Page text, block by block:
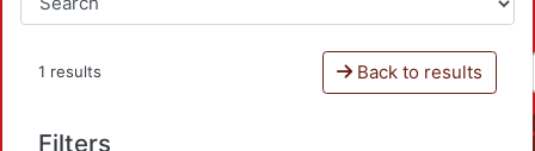
1 results Back to results
Filters